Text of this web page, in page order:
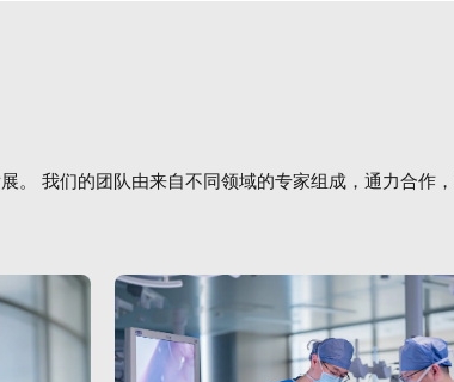
。 我们的团队由来自不同领域的专家组成，通力合作